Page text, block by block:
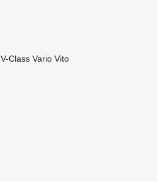
V-Class Vario Vito